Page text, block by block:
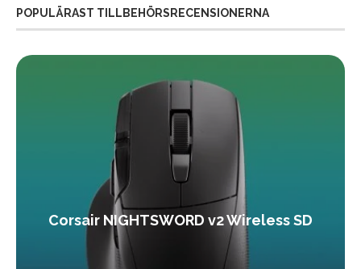
POPULÄRAST TILLBEHÖRSRECENSIONERNA
Corsair NIGHTSWORD v2 Wireless SD